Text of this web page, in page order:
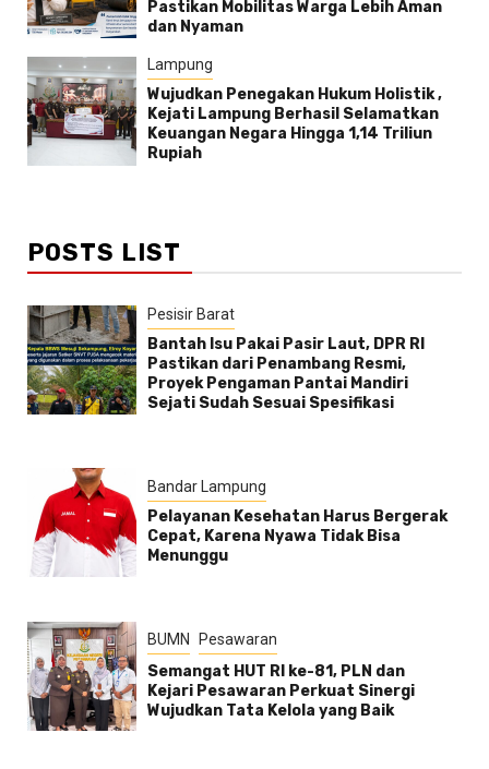
Pastikan Mobilitas Warga Lebih Aman
dan Nyaman
Lampung
Wujudkan Penegakan Hukum Holistik ,
Kejati Lampung Berhasil Selamatkan
Keuangan Negara Hingga 1,14 Triliun
Rupiah
POSTS LIST
Pesisir Barat
Bantah Isu Pakai Pasir Laut, DPR RI
Pastikan dari Penambang Resmi,
Proyek Pengaman Pantai Mandiri
Sejati Sudah Sesuai Spesifikasi
Bandar Lampung
Pelayanan Kesehatan Harus Bergerak
Cepat, Karena Nyawa Tidak Bisa
Menunggu
BUMN Pesawaran
Semangat HUT RI ke-81, PLN dan
Kejari Pesawaran Perkuat Sinergi
Wujudkan Tata Kelola yang Baik